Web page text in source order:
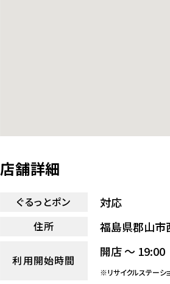
店舗詳細
ぐるっとポン 対応
住所 福島県郡山市
利用開始時間
開店 ～ 19:00
※リサイクルステーシ